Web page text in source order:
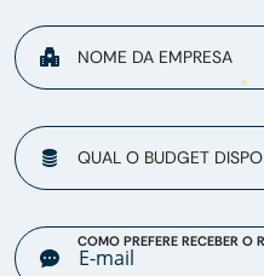
NOME DA EMPRESA
QUAL O BUDGET
COMO PREFERE RECEBER O